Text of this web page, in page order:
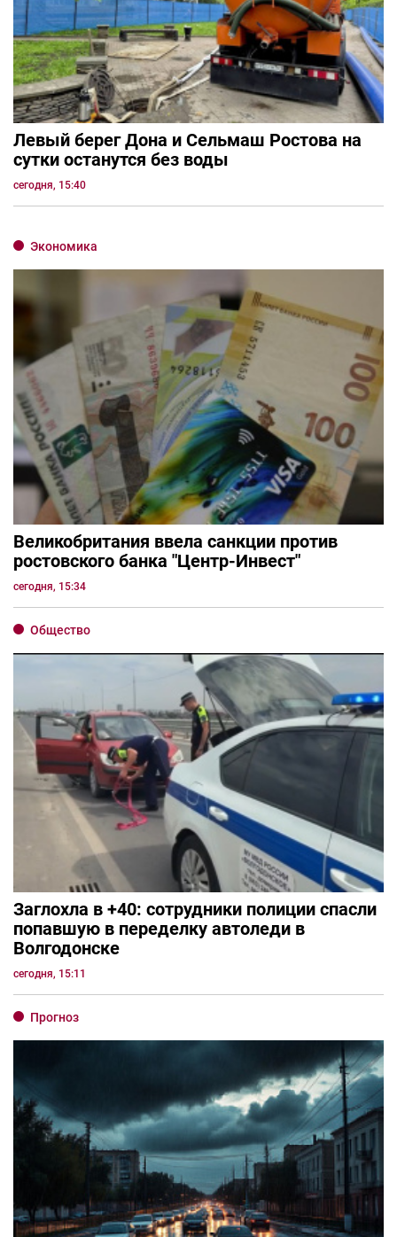
Левый берег Дона и Сельмаш Ростова на
сутки останутся без воды
сегодня, 15:40
Экономика
Великобритания ввела санкции против
ростовского банка "Центр-Инвест"
сегодня, 15:34
Общество
Заглохла в +40: сотрудники полиции спасли
попавшую в переделку автоледи в
Волгодонске
сегодня, 15:11
Прогноз